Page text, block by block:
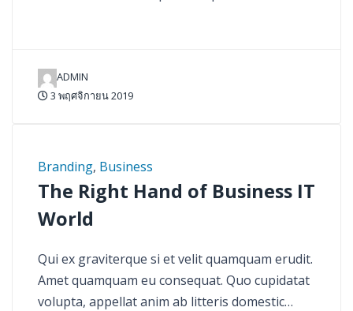
ADMIN
3 พฤศจิกายน 2019
Branding, Business
The Right Hand of Business IT
World
Qui ex graviterque si et velit quamquam erudit.
Amet quamquam eu consequat. Quo cupidatat
volupta, appellat anim ab litteris domestic…